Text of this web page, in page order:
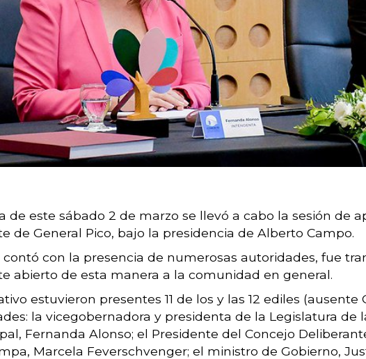
de este sábado 2 de marzo se llevó a cabo la sesión de
de General Pico, bajo la presidencia de Alberto Campo.
con la presencia de numerosas autoridades, fue
abierto de esta manera a la comunidad en general.
estuvieron presentes 11 de los y las 12 ediles
la vicegobernadora y presidenta de la Legislatura de
Fernanda Alonso; el Presidente del Concejo
Marcela Feverschvenger; el ministro de Gobierno,